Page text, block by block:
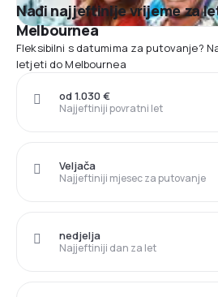
Nađi najjeftinije vrijeme za
Melbournea
Fleksibilni s datumima za putovanje?
letjeti do Melbournea
Najjeftiniji povratni let
od 1.030 €
Najjeftiniji mjesec za putovanje
Veljača
Najjeftiniji dan za let
nedjelja